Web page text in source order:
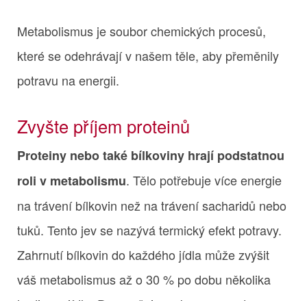
Metabolismus je soubor chemických procesů,
které se odehrávají v našem těle, aby přeměnily
potravu na energii.
Zvyšte příjem proteinů
Proteiny nebo také bílkoviny hrají podstatnou
roli v metabolismu. Tělo potřebuje více energie
na trávení bílkovin než na trávení sacharidů nebo
tuků. Tento jev se nazývá termický efekt potravy.
Zahrnutí bílkovin do každého jídla může zvýšit
váš metabolismus až o 30 % po dobu několika